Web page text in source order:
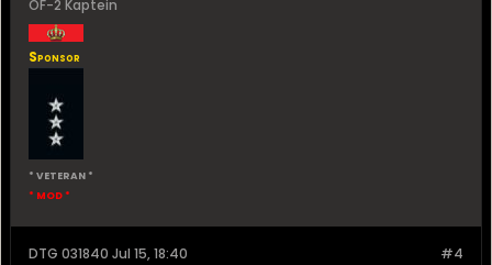
OF-2 Kaptein
Sponsor
* VETERAN *
* MOD *
#4
DTG 031840 Jul 15, 18:40